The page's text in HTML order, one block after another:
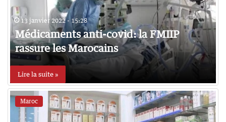
13 janvier 2022 - 15:28
Médicaments anti-covid: la FMIIP
rassure les Marocains
Lire la suite »
Maroc